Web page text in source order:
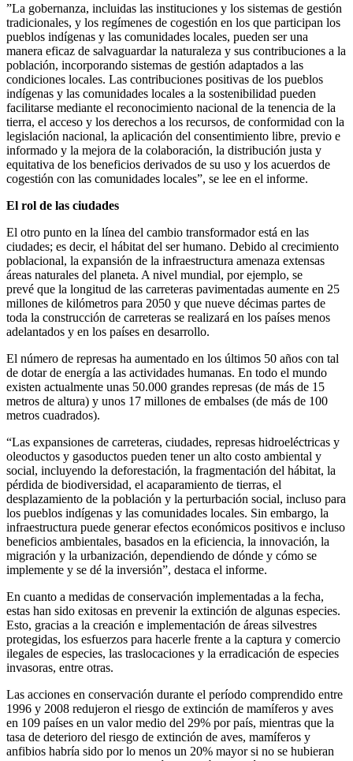
”La gobernanza, incluidas las instituciones y los sistemas de gestión
tradicionales, y los regímenes de cogestión en los que participan los
pueblos indígenas y las comunidades locales, pueden ser una
manera eficaz de salvaguardar la naturaleza y sus contribuciones a la
población, incorporando sistemas de gestión adaptados a las
condiciones locales. Las contribuciones positivas de los pueblos
indígenas y las comunidades locales a la sostenibilidad pueden
facilitarse mediante el reconocimiento nacional de la tenencia de la
tierra, el acceso y los derechos a los recursos, de conformidad con la
legislación nacional, la aplicación del consentimiento libre, previo e
informado y la mejora de la colaboración, la distribución justa y
equitativa de los beneficios derivados de su uso y los acuerdos de
cogestión con las comunidades locales”, se lee en el informe.
El rol de las ciudades
El otro punto en la línea del cambio transformador está en las
ciudades; es decir, el hábitat del ser humano. Debido al crecimiento
poblacional, la expansión de la infraestructura amenaza extensas
áreas naturales del planeta. A nivel mundial, por ejemplo, se
prevé que la longitud de las carreteras pavimentadas aumente en 25
millones de kilómetros para 2050 y que nueve décimas partes de
toda la construcción de carreteras se realizará en los países menos
adelantados y en los países en desarrollo.
El número de represas ha aumentado en los últimos 50 años con tal
de dotar de energía a las actividades humanas. En todo el mundo
existen actualmente unas 50.000 grandes represas (de más de 15
metros de altura) y unos 17 millones de embalses (de más de 100
metros cuadrados).
“Las expansiones de carreteras, ciudades, represas hidroeléctricas y
oleoductos y gasoductos pueden tener un alto costo ambiental y
social, incluyendo la deforestación, la fragmentación del hábitat, la
pérdida de biodiversidad, el acaparamiento de tierras, el
desplazamiento de la población y la perturbación social, incluso para
los pueblos indígenas y las comunidades locales. Sin embargo, la
infraestructura puede generar efectos económicos positivos e incluso
beneficios ambientales, basados en la eficiencia, la innovación, la
migración y la urbanización, dependiendo de dónde y cómo se
implemente y se dé la inversión”, destaca el informe.
En cuanto a medidas de conservación implementadas a la fecha,
estas han sido exitosas en prevenir la extinción de algunas especies.
Esto, gracias a la creación e implementación de áreas silvestres
protegidas, los esfuerzos para hacerle frente a la captura y comercio
ilegales de especies, las traslocaciones y la erradicación de especies
invasoras, entre otras.
Las acciones en conservación durante el período comprendido entre
1996 y 2008 redujeron el riesgo de extinción de mamíferos y aves
en 109 países en un valor medio del 29% por país, mientras que la
tasa de deterioro del riesgo de extinción de aves, mamíferos y
anfibios habría sido por lo menos un 20% mayor si no se hubieran